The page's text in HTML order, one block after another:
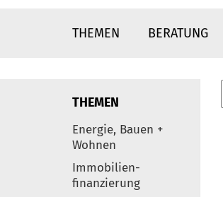
THEMEN BERATUNG
Elemente
THEMEN
Energie, Bauen +
Wohnen
Immobilien-
finanzierung